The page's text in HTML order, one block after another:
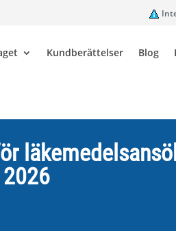
Kundberättelser Blog